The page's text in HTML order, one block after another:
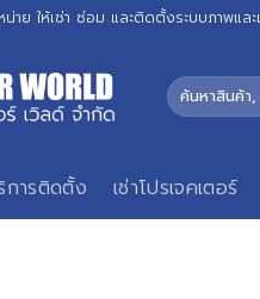
น่าย ให้เช่า ซ่อม และติดตั้งระบบภาพแ
ค้นหา:
การติดตั้ง เช่าโปรเจคเตอร์